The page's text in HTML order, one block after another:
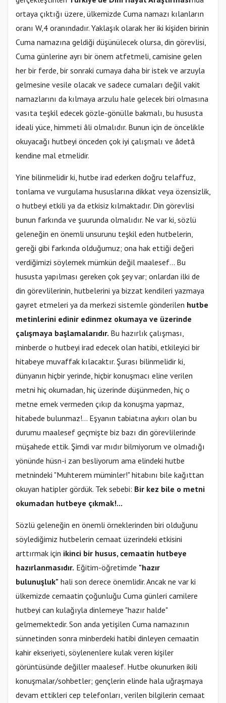
ortaya çıktığı üzere, ülkemizde Cuma namazı kılanların
oranı W,4 oranındadır. Yaklaşık olarak her iki kişiden birinin
Cuma namazına geldiği düşünülecek olursa, din görevlisi,
Cuma günlerine ayrı bir önem atfetmeli, camisine gelen
her bir ferde, bir sonraki cumaya daha bir istek ve arzuyla
gelmesine vesile olacak ve sadece cumaları değil vakit
namazlarını da kılmaya arzulu hale gelecek biri olmasına
vasıta teşkil edecek gözle-gönülle bakmalı, bu hususta
ideali yüce, himmeti âli olmalıdır. Bunun için de öncelikle
okuyacağı hutbeyi önceden çok iyi çalışmalı ve âdetâ
kendine mal etmelidir.
Yine bilinmelidir ki, hutbe irad ederken doğru telaffuz,
tonlama ve vurgulama hususlarına dikkat veya özensizlik,
o hutbeyi etkili ya da etkisiz kılmaktadır. Din görevlisi
bunun farkında ve şuurunda olmalıdır. Ne var ki, sözlü
geleneğin en önemli unsurunu teşkil eden hutbelerin,
gereği gibi farkında olduğumuz; ona hak ettiği değeri
verdiğimizi söylemek mümkün değil maalesef… Bu
hususta yapılması gereken çok şey var; onlardan ilki de
din görevlilerinin, hutbelerini ya bizzat kendileri yazmaya
gayret etmeleri ya da merkezi sistemle gönderilen hutbe
metinlerini edinir edinmez okumaya ve üzerinde
çalışmaya başlamalarıdır. Bu hazırlık çalışması,
minberde o hutbeyi irad edecek olan hatibi, etkileyici bir
hitabeye muvaffak kılacaktır. Şurası bilinmelidir ki,
dünyanın hiçbir yerinde, hiçbir konuşmacı eline verilen
metni hiç okumadan, hiç üzerinde düşünmeden, hiç o
metne emek vermeden çıkıp da konuşma yapmaz,
hitabede bulunmaz!... Eşyanın tabiatına aykırı olan bu
durumu maalesef geçmişte biz bazı din görevlilerinde
müşahede ettik. Şimdi var mıdır bilmiyorum ve olmadığı
yönünde hüsn-i zan besliyorum ama elindeki hutbe
metnindeki "Muhterem müminler!" hitabını bile kağıttan
okuyan hatipler gördük. Tek sebebi: Bir kez bile o metni
okumadan hutbeye çıkmak!...
Sözlü geleneğin en önemli örneklerinden biri olduğunu
söylediğimiz hutbelerin cemaat üzerindeki etkisini
arttırmak için ikinci bir husus, cemaatin hutbeye
hazırlanmasıdır. Eğitim-öğretimde "hazır
bulunuşluk" hali son derece önemlidir. Ancak ne var ki
ülkemizde cemaatin çoğunluğu Cuma günleri camilere
hutbeyi can kulağıyla dinlemeye "hazır halde"
gelmemektedir. Son anda yetişilen Cuma namazının
sünnetinden sonra minberdeki hatibi dinleyen cemaatin
kahir ekseriyeti, söylenenlere kulak veren kişiler
görüntüsünde değiller maalesef. Hutbe okunurken ikili
konuşmalar/sohbetler; gençlerin elinde hala uğraşmaya
devam ettikleri cep telefonları, verilen bilgilerin cemaat